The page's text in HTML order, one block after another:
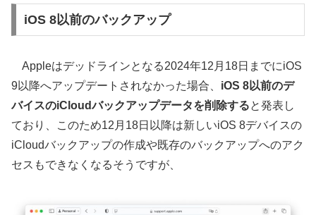
iOS 8以前のバックアップ
Appleはデッドラインとなる2024年12月18日までにiOS
9以降へアップデートされなかった場合、 iOS 8以前のデ
バイスのiCloudバックアップデータを削除すると発表し
ており、このため12月18日以降は新しいiOS 8デバイスの
iCloudバックアップの作成や既存のバックアップへのアク
セスもできなくなるそうですが、